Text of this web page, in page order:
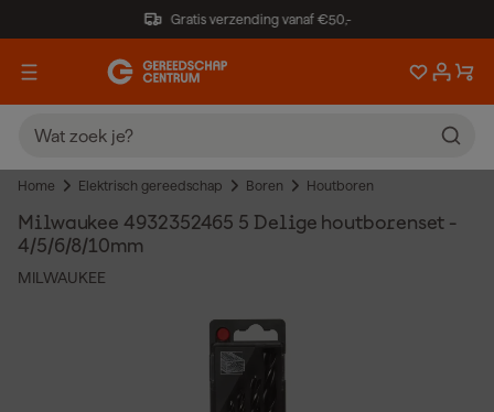
Gratis verzending vanaf €50,-
Home Elektrisch gereedschap Boren Houtboren
Milwaukee 4932352465 5 Delige houtborenset -
4/5/6/8/10mm
MILWAUKEE